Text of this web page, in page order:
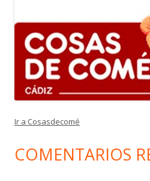
Ir a Cosasdecomé
COMENTARIOS